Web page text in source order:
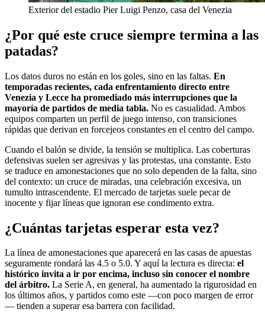
Exterior del estadio Pier Luigi Penzo, casa del Venezia
¿Por qué este cruce siempre termina a las
patadas?
Los datos duros no están en los goles, sino en las faltas. En
temporadas recientes, cada enfrentamiento directo entre
Venezia y Lecce ha promediado más interrupciones que la
mayoría de partidos de media tabla. No es casualidad. Ambos
equipos comparten un perfil de juego intenso, con transiciones
rápidas que derivan en forcejeos constantes en el centro del campo.
Cuando el balón se divide, la tensión se multiplica. Las coberturas
defensivas suelen ser agresivas y las protestas, una constante. Esto
se traduce en amonestaciones que no solo dependen de la falta, sino
del contexto: un cruce de miradas, una celebración excesiva, un
tumulto intrascendente. El mercado de tarjetas suele pecar de
inocente y fijar líneas que ignoran ese condimento extra.
¿Cuántas tarjetas esperar esta vez?
La línea de amonestaciones que aparecerá en las casas de apuestas
seguramente rondará las 4.5 o 5.0. Y aquí la lectura es directa: el
histórico invita a ir por encima, incluso sin conocer el nombre
del árbitro. La Serie A, en general, ha aumentado la rigurosidad en
los últimos años, y partidos como este —con poco margen de error
— tienden a superar esa barrera con facilidad.